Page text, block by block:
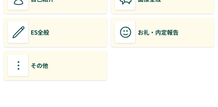
ES全般 お礼・内定報告
その他